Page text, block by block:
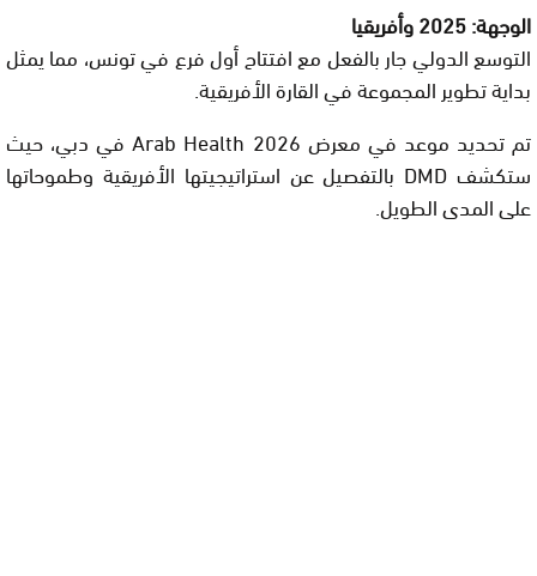
الوجهة: 2025 وأفريقيا
التوسع الدولي جار بالفعل مع افتتاح أول فرع في تونس، مما يمثل
بداية تطوير المجموعة في القارة الأفريقية.
تم تحديد موعد في معرض Arab Health 2026 في دبي، حيث
ستكشف DMD بالتفصيل عن استراتيجيتها الأفريقية وطموحاتها
على المدى الطويل.